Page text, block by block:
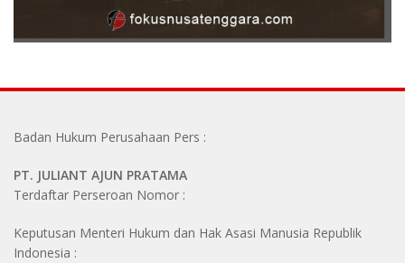
Badan Hukum Perusahaan Pers :
PT. JULIANT AJUN PRATAMA
Terdaftar Perseroan Nomor :
Keputusan Menteri Hukum dan Hak Asasi Manusia Republik
Indonesia :